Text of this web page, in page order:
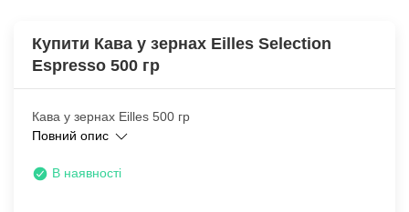
Купити Кава у зернах Eilles Selection
Espresso 500 гр
Кава у зернах Eilles 500 гр
Повний опис
В наявності